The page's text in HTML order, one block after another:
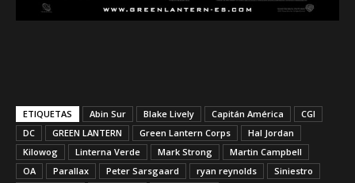
ETIQUETAS Abin Sur Blake Lively Capitán América
CGI
DC
GREEN LANTERN Green Lantern Corps
Hal Jordan
Kilowog
Linterna Verde Mark Strong
Martin Campbell
OA
Parallax Peter Sarsgaard ryan reynolds
Siniestro